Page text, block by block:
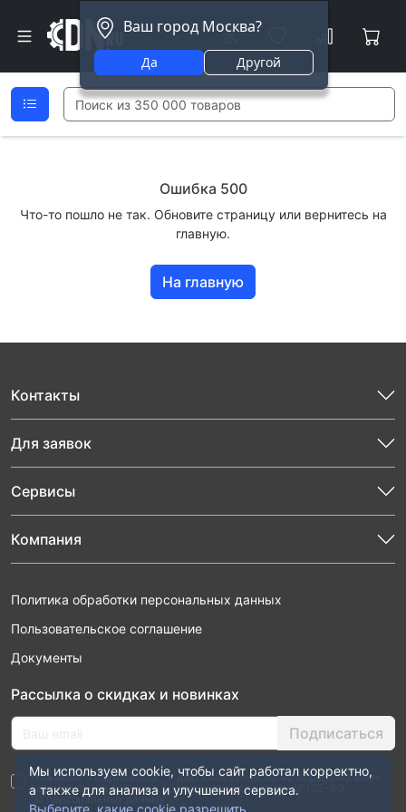
Ваш город Москва?
Да Другой
Ошибка 500
Что-то пошло не так. Обновите страницу или вернитесь на
главную.
На главную
Контакты
Для заявок
Сервисы
Компания
Политика обработки персональных данных
Пользовательское соглашение
Документы
Рассылка о скидках и новинках
Подписаться
Нажимая “Подписаться”, я даю свое согласие на обработку моих
персональных данных в соответствии с законом №152-ФЗ
“О персональных данных”
Мы используем cookie, чтобы сайт работал корректно,
а также для анализа и улучшения сервиса.
Выберите, какие cookie разрешить